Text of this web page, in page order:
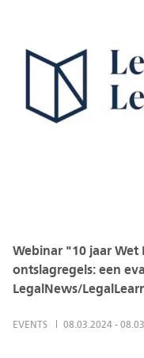
Webinar "10 jaar
ontslagregels: een
LegalNews/
EVENTS 08.03.2024 -